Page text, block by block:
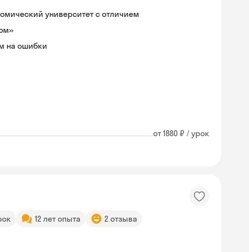
университет с отличием
на ошибки
от 1880 ₽ / урок
12 лет опыта 2 отзыва